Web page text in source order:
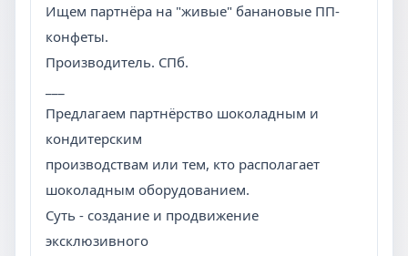
Ищем партнёра на "живые" банановые ПП-
конфеты.
Производитель. СПб.
Предлагаем партнёрство шоколадным и
кондитерским
производствам или тем, кто располагает
шоколадным оборудованием.
Суть - создание и продвижение
эксклюзивного